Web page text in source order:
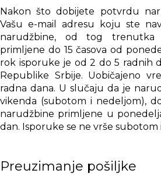
Nakon što dobijete potvrdu
Vašu e-mail adresu koju ste
narudžbine, od tog trenutka
primljene do 15 časova od
rok isporuke je od 2 do 5 radnih
Republike Srbije. Uobičajeno
radna dana. U slučaju da je
vikenda (subotom i nedeljom),
narudžbine primljene u
dan. Isporuke se ne vrše subotom
Preuzimanje pošiljke